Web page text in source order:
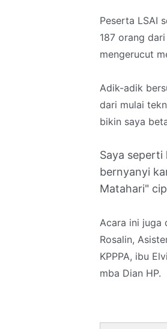
Peserta LSAI
187 orang
mengerucut
Adik-adik
dari mulai
bikin saya
Saya seperti
bernyanyi
Matahari"
Acara ini juga
Rosalin,
KPPPA, ibu
mba Dian HP.